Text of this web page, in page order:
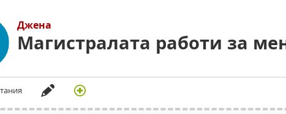
Джена
Магистралата работи за